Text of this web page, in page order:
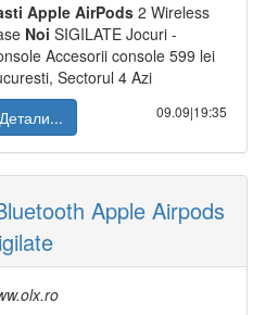
Apple AirPods 2 Wireless
Noi SIGILATE Jocuri -
Accesorii console 599 lei
Sectorul 4 Azi
Детали...
09.09|19:35
Apple Airpods